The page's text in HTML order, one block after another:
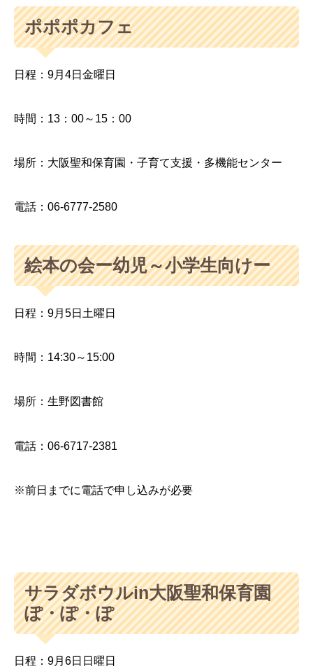
ポポポカフェ
日程：9月4日金曜日
時間：13：00～15：00
場所：大阪聖和保育園・子育て支援・多機能センター
電話：06-6777-2580
絵本の会ー幼児～小学生向けー
日程：9月5日土曜日
時間：14:30～15:00
場所：生野図書館
電話：06-6717-2381
※前日までに電話で申し込みが必要
サラダボウルin大阪聖和保育園
ぽ・ぽ・ぽ
日程：9月6日日曜日